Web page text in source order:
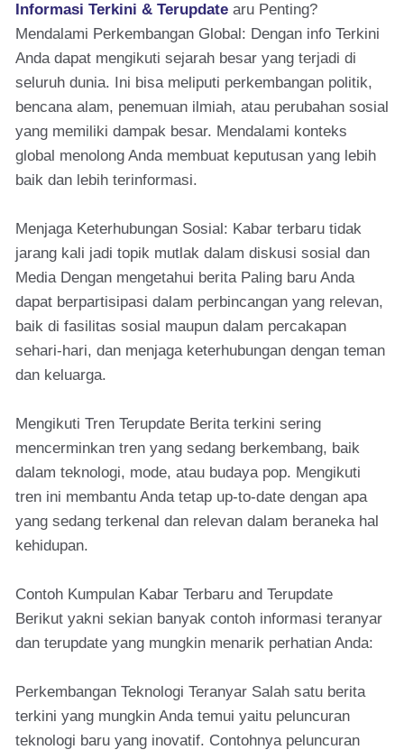
Informasi Terkini & Terupdate aru Penting?
Mendalami Perkembangan Global: Dengan info Terkini
Anda dapat mengikuti sejarah besar yang terjadi di
seluruh dunia. Ini bisa meliputi perkembangan politik,
bencana alam, penemuan ilmiah, atau perubahan sosial
yang memiliki dampak besar. Mendalami konteks
global menolong Anda membuat keputusan yang lebih
baik dan lebih terinformasi.
Menjaga Keterhubungan Sosial: Kabar terbaru tidak
jarang kali jadi topik mutlak dalam diskusi sosial dan
Media Dengan mengetahui berita Paling baru Anda
dapat berpartisipasi dalam perbincangan yang relevan,
baik di fasilitas sosial maupun dalam percakapan
sehari-hari, dan menjaga keterhubungan dengan teman
dan keluarga.
Mengikuti Tren Terupdate Berita terkini sering
mencerminkan tren yang sedang berkembang, baik
dalam teknologi, mode, atau budaya pop. Mengikuti
tren ini membantu Anda tetap up-to-date dengan apa
yang sedang terkenal dan relevan dalam beraneka hal
kehidupan.
Contoh Kumpulan Kabar Terbaru and Terupdate
Berikut yakni sekian banyak contoh informasi teranyar
dan terupdate yang mungkin menarik perhatian Anda:
Perkembangan Teknologi Teranyar Salah satu berita
terkini yang mungkin Anda temui yaitu peluncuran
teknologi baru yang inovatif. Contohnya peluncuran